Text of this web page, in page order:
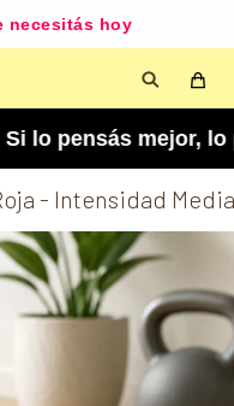
necesitás hoy
mejor, lo
- Intensidad Media